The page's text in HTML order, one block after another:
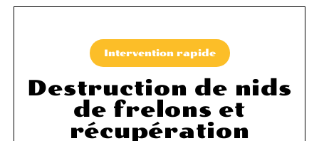
Intervention rapide
Destruction de nids
de frelons et
récupération